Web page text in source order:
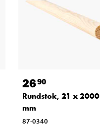
2690
Rundstok, 21 x 2000
mm
87-0340